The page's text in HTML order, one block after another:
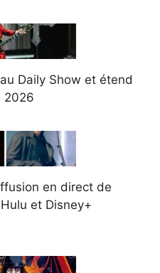
Daily Show et étend
2026
en direct de
et Disney+